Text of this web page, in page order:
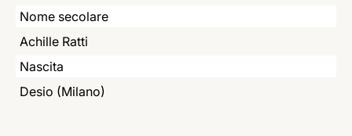
Nome secolare
Achille Ratti
Nascita
Desio (Milano)